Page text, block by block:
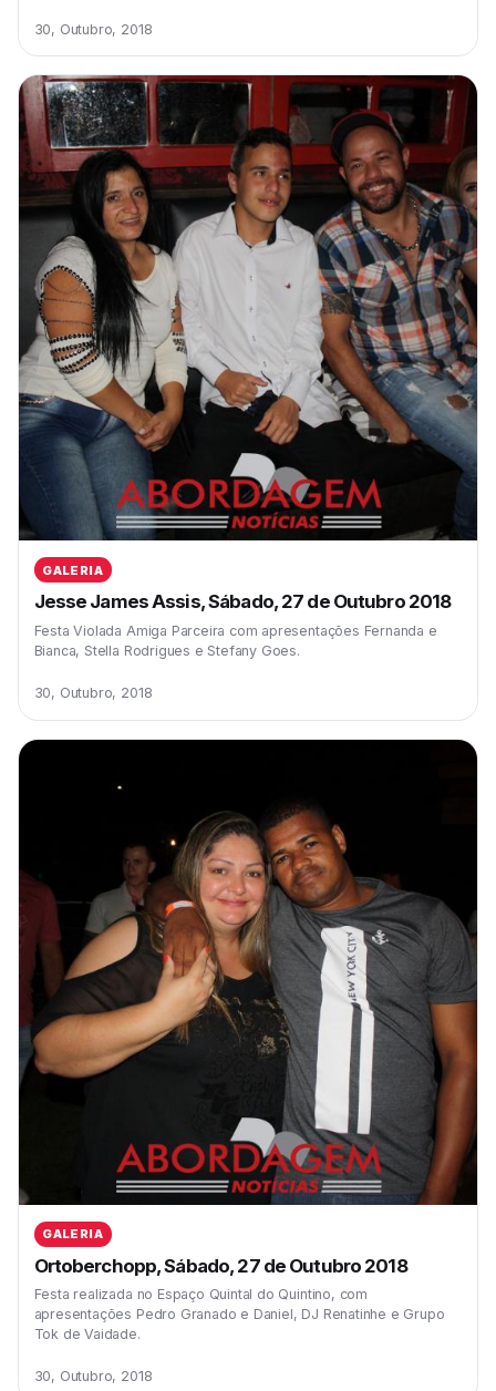
30, Outubro, 2018
GALERIA
Jesse James Assis, Sábado, 27 de Outubro 2018
Festa Violada Amiga Parceira com apresentações Fernanda e
Bianca, Stella Rodrigues e Stefany Goes.
30, Outubro, 2018
GALERIA
Ortoberchopp, Sábado, 27 de Outubro 2018
Festa realizada no Espaço Quintal do Quintino, com
apresentações Pedro Granado e Daniel, DJ Renatinhe e Grupo
Tok de Vaidade.
30, Outubro, 2018